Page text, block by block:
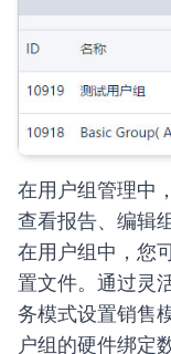
在用户组管理中
查看报告、编辑
在用户组中，您
置文件。通过灵
务模式设置销售
户组的硬件绑定